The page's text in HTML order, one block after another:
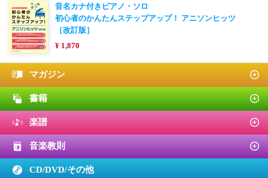
音名カナ付きピアノ・ソロ
初心者のかんたんステップアップ！ アニソンヒッツ
［改訂版］
¥ 1,870
マガジン
書籍
楽譜
音楽教則
CD/DVD/その他